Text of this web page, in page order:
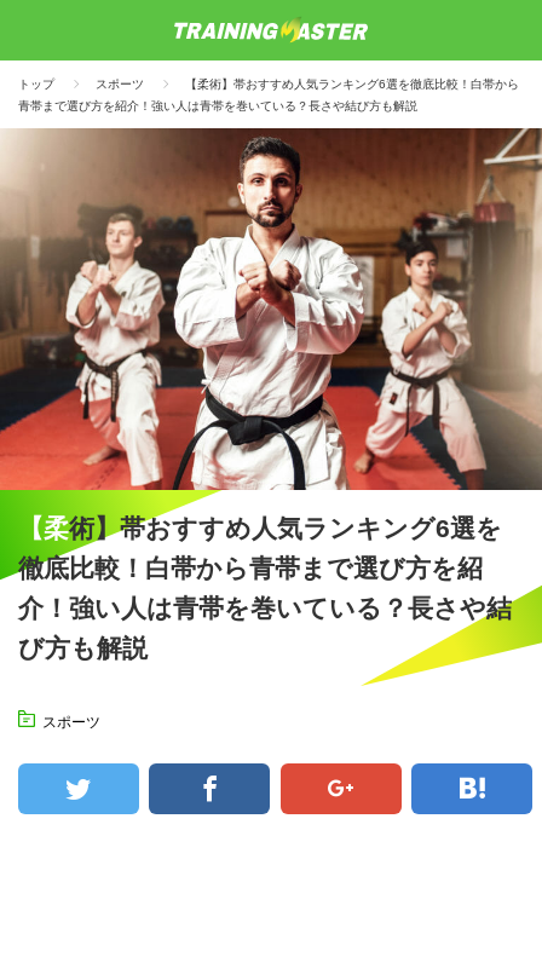
トップ スポーツ
【柔術】帯おすすめ人気ランキング6選を徹底比較！白帯から
青帯まで選び方を紹介！強い人は青帯を巻いている？長さや結び方も解説
【柔術】帯おすすめ人気ランキング6選を
徹底比較！白帯から青帯まで選び方を紹
介！強い人は青帯を巻いている？長さや結
び方も解説
スポーツ